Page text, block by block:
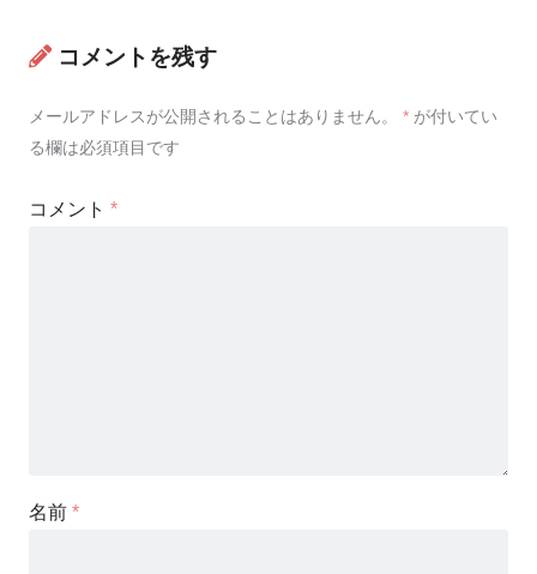
コメントを残す
メールアドレスが公開されることはありません。 * が付いてい
る欄は必須項目です
コメント *
名前 *